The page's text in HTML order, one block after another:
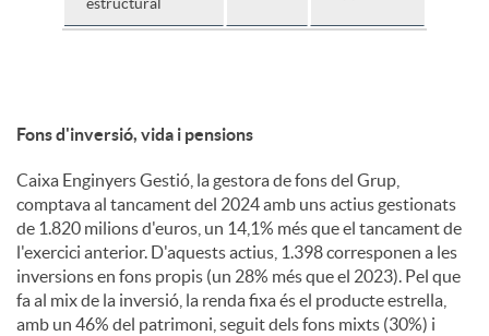
Fons d'inversió, vida i pensions
Caixa Enginyers Gestió, la gestora de fons del Grup,
comptava al tancament del 2024 amb uns actius gestionats
de 1.820 milions d'euros, un 14,1% més que el tancament de
l'exercici anterior. D'aquests actius, 1.398 corresponen a les
inversions en fons propis (un 28% més que el 2023). Pel que
fa al mix de la inversió, la renda fixa és el producte estrella,
amb un 46% del patrimoni, seguit dels fons mixts (30%) i